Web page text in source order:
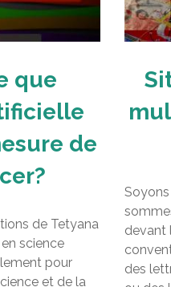
que
de
de Tetyana
science
pour
et de la
devant
des